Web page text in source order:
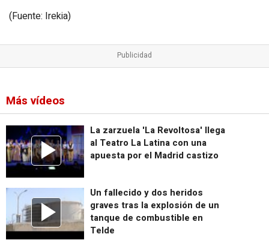
(Fuente: Irekia)
Más vídeos
La zarzuela 'La Revoltosa' llega
al Teatro La Latina con una
apuesta por el Madrid castizo
Un fallecido y dos heridos
graves tras la explosión de un
tanque de combustible en
Telde